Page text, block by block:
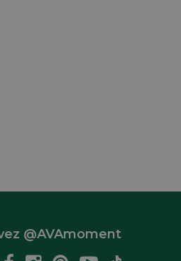
@AVAmoment